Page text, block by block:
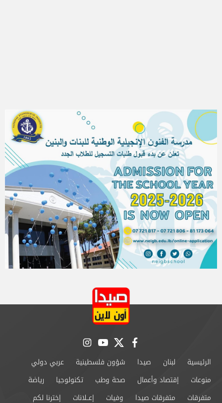
facebook
twitter
youtube
instagram
الرئيسية لبنان صيدا شؤون فلسطينية
عربي دولي
منوعات
إقتصاد وأعمال صحة وطب تكنولوجيا
رياضة
متفرقات
متفرقات صيدا وفيات إعــلانات إخترنا لكم